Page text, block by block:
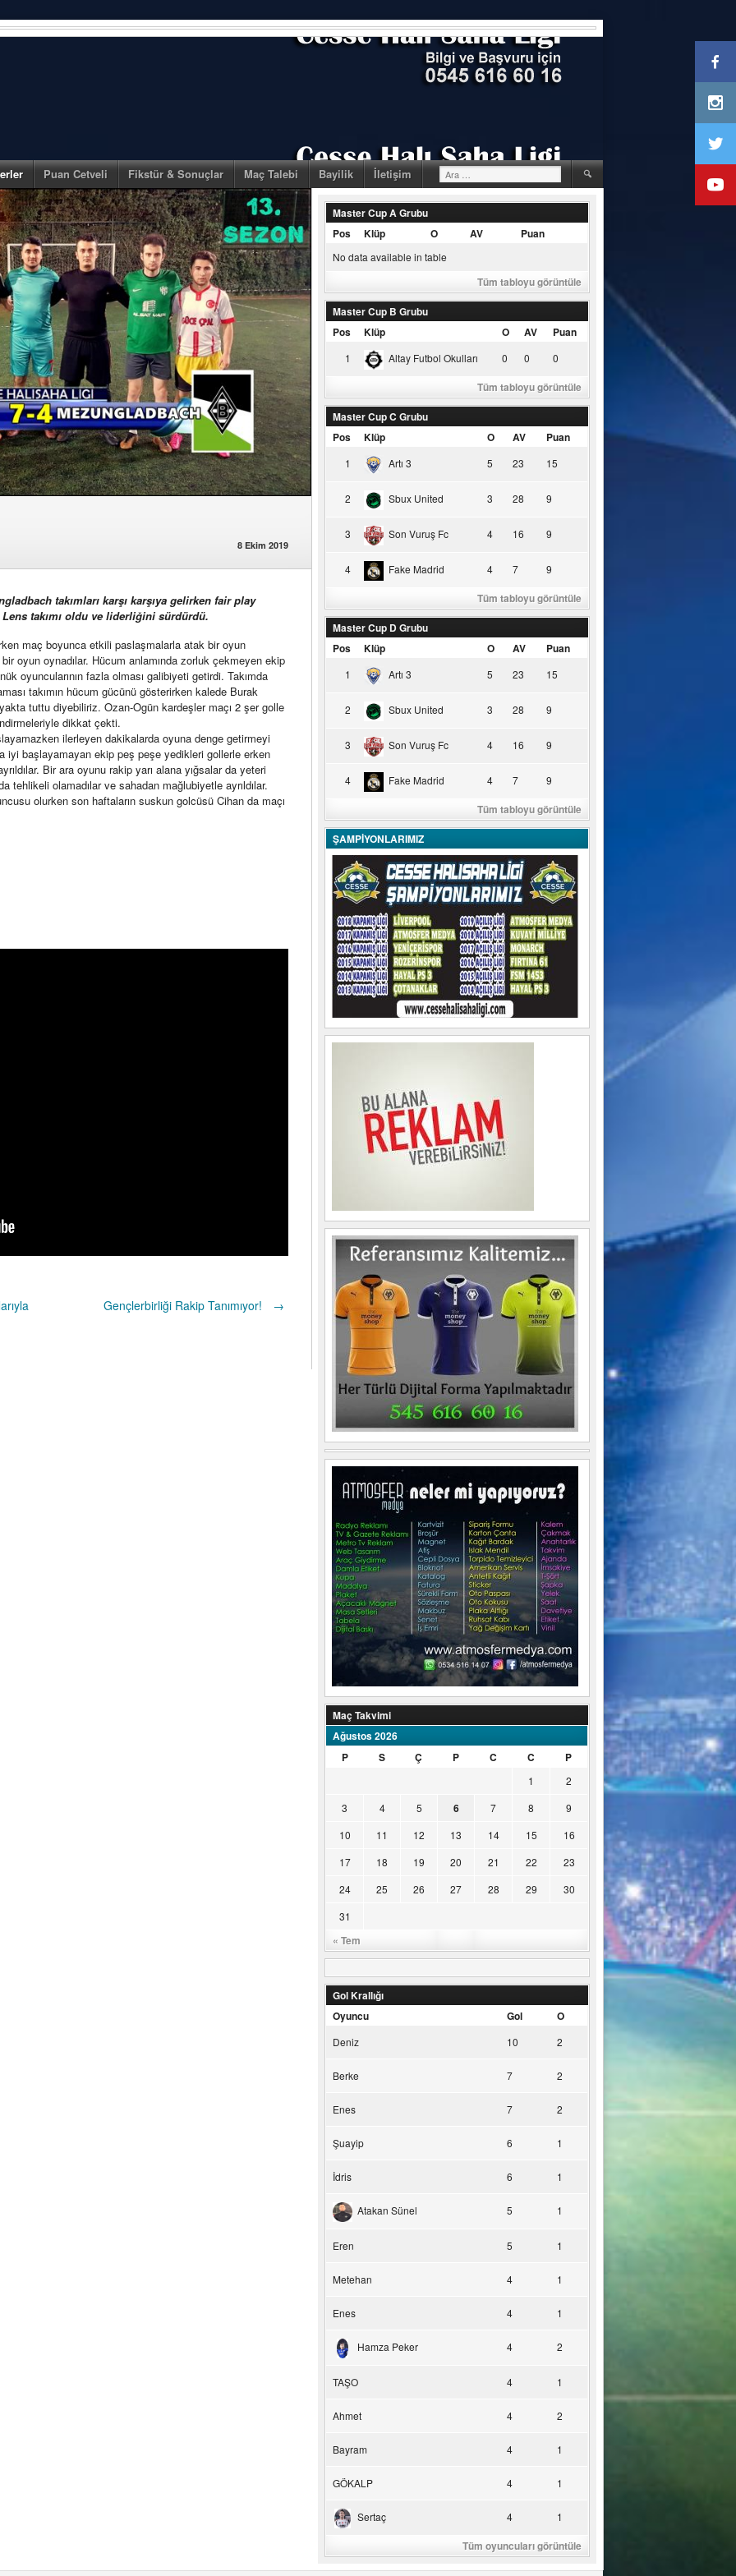
Puan Cetveli Fikstür & Sonuçlar Maç Talebi Bayilik İletişim Arama:
8 Ekim 2019
takımları karşı karşıya gelirken fair play
takımı oldu ve liderliğini sürdürdü.
maç boyunca etkili paslaşmalarla atak bir oyun
oyun oynadılar. Hücum anlamında zorluk çekmeyen ekip
oyuncularının fazla olması galibiyeti getirdi. Takımda
takımın hücum gücünü gösterirken kalede Burak
tuttu diyebiliriz. Ozan-Ogün kardeşler maçı 2 şer golle
dikkat çekti.
ilerleyen dakikalarda oyuna denge getirmeyi
iyi başlayamayan ekip peş peşe yedikleri gollerle erken
Bir ara oyunu rakip yarı alana yığsalar da yeteri
olamadılar ve sahadan mağlubiyetle ayrıldılar.
olurken son haftaların suskun golcüsü Cihan da maçı
Gençlerbirliği Rakip Tanımıyor! →
Master Cup A Grubu
Pos
Klüp O AV Puan
No data available in table
Tüm tabloyu görüntüle
Master Cup B Grubu
Pos
Klüp O AV Puan
1 Altay Futbol Okulları 0 0 0
Tüm tabloyu görüntüle
Master Cup C Grubu
Pos
Klüp O AV Puan
1 Artı 3 5 23 15
2 Sbux United 3 28 9
3 Son Vuruş Fc 4 16 9
4 Fake Madrid 4 7 9
Tüm tabloyu görüntüle
Master Cup D Grubu
Pos
Klüp O AV Puan
1 Artı 3 5 23 15
2 Sbux United 3 28 9
3 Son Vuruş Fc 4 16 9
4 Fake Madrid 4 7 9
Tüm tabloyu görüntüle
ŞAMPİYONLARIMIZ
Maç Takvimi
Ağustos 2026
P
S Ç P C C P
« Tem
1
2
3
4 5 6 7 8
9
10
11 12 13 14 15
16
17
18 19 20 21 22
23
24
25 26 27 28 29
30
31
Gol Krallığı
Oyuncu
Gol O
Deniz 10 2
Berke 7 2
Enes 7 2
Şuayip 6 1
İdris 6 1
Atakan Sünel 5 1
Eren 5 1
Metehan 4 1
Enes 4 1
Hamza Peker 4 2
TAŞO 4 1
Ahmet 4 2
Bayram 4 1
GÖKALP 4 1
Sertaç 4 1
Tüm oyuncuları görüntüle